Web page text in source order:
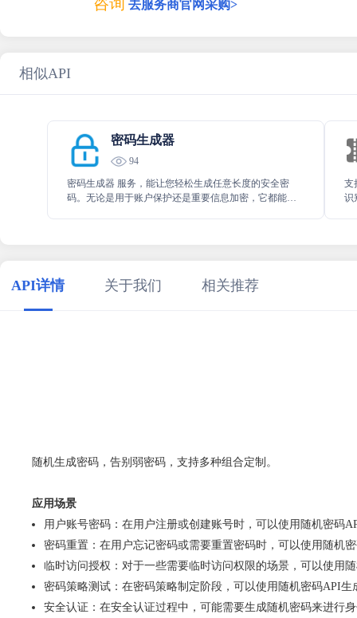
去服务商官网采购>
相似API
密码生成器
94
密码生成器 服务，能让您轻松生成任意长度的安全密
码。无论是用于账户保护还是重要信息加密，它都能为
支
识
API详情 关于我们 相关推荐
随机生成密码，告别弱密码，支持多种组合定制。
应用场景
用户账号密码：在用户注册或创建账号时，可以使用随机密码
密码重置：在用户忘记密码或需要重置密码时，可以使用随机
临时访问授权：对于一些需要临时访问权限的场景，可以使用
密码策略测试：在密码策略制定阶段，可以使用随机密码API
安全认证：在安全认证过程中，可能需要生成随机密码来进行